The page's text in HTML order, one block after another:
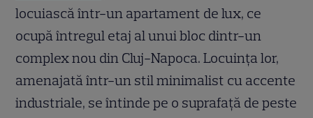
locuiască într-un apartament de lux, ce
ocupă întregul etaj al unui bloc dintr-un
complex nou din Cluj-Napoca. Locuința lor,
amenajată într-un stil minimalist cu accente
industriale, se întinde pe o suprafață de peste